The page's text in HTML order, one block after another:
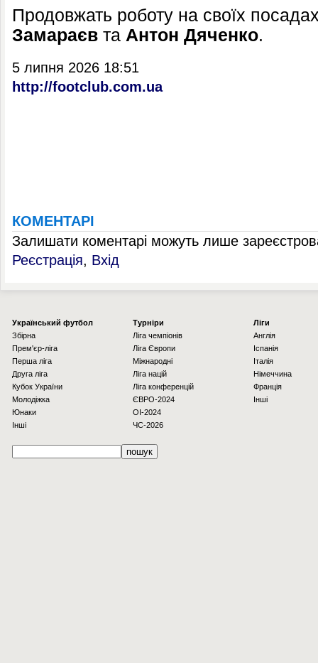
Продовжать роботу на своїх
Замараєв та Антон Дяченко.
5 липня 2026 18:51
http://footclub.com.ua
КОМЕНТАРІ
Залишати коментарі можуть лише
Реєстрація, Вхід
Українcький футбол
Збірна
Прем'єр-ліга
Перша ліга
Друга ліга
Кубок України
Молодіжка
Юнаки
Інші
Турніри
Ліга чемпіонів
Ліга Європи
Міжнародні
Ліга націй
Ліга конференцій
ЄВРО-2024
OI-2024
ЧС-2026
Ліги
Англія
Іспанія
Італія
Німеччина
Франція
Інші